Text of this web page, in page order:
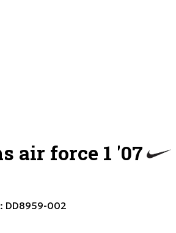
air force 1 '07
DD8959-002